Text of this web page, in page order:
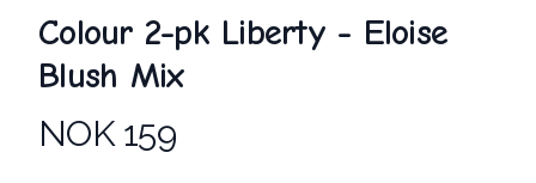
Colour 2-pk Liberty - Eloise
Blush Mix
Produktdetaljer
NOK 159